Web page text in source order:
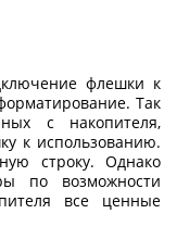
флешки к
Так
с накопителя,
к использованию.
строку. Однако
по возможности
все ценные